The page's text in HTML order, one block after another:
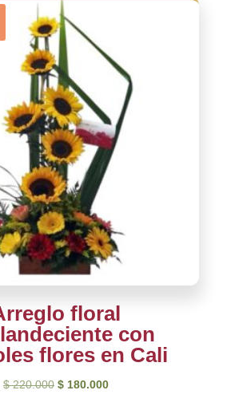
era:
$ 400.000.
floral
con
flores en Cali
$220.000 El
$180.000El